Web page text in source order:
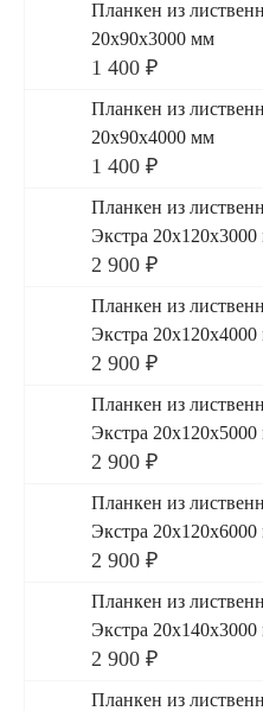
Планкен из
20x90x3000 мм
1 400 ₽
Планкен из
20x90x4000 мм
1 400 ₽
Планкен из
Экстра
2 900 ₽
Планкен из
Экстра
2 900 ₽
Планкен из
Экстра
2 900 ₽
Планкен из
Экстра
2 900 ₽
Планкен из
Экстра
2 900 ₽
Планкен из